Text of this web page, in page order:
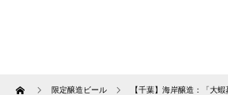
Home 限定醸造ビール
【千葉】海岸醸造：「大